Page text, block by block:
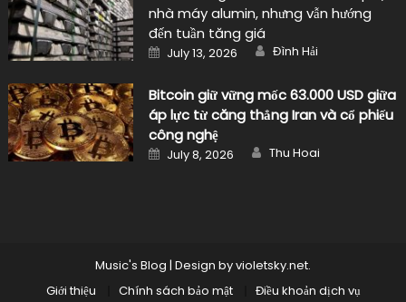
nhà máy alumin, nhưng vẫn hướng
đến tuần tăng giá
Posted
on
July 13, 2026 Author
Đình Hải
Bitcoin giữ vững mốc 63.000 USD giữa
áp lực từ căng thẳng Iran và cổ phiếu
công nghệ
Posted
on
July 8, 2026 Author
Thu Hoai
Music's Blog | Design byvioletsky.net.
Giới thiệu
Chính sách bảo mật
Điều khoản dịch vụ